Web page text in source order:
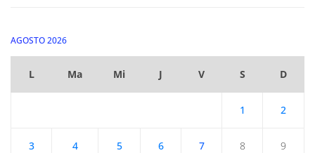
AGOSTO 2026
L Ma Mi J V S D
1 2
3 4 5 6 7 8 9